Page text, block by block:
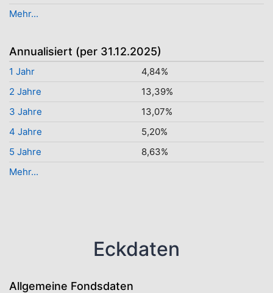
Mehr...
Annualisiert (per 31.12.2025)
1 Jahr
4,84%
2 Jahre
13,39%
3 Jahre
13,07%
4 Jahre
5,20%
5 Jahre
8,63%
Mehr...
Eckdaten
Allgemeine Fondsdaten